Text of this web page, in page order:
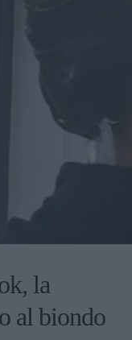
la
al biondo